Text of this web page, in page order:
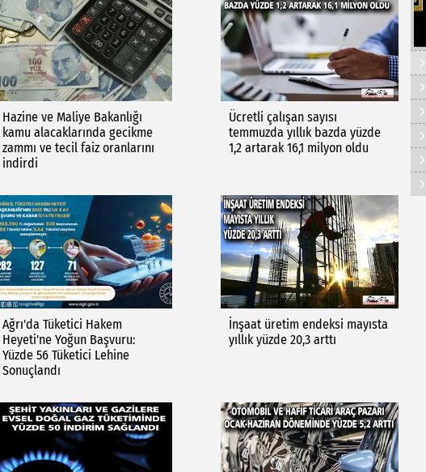
Hazine ve Maliye Bakanlığı
kamu alacaklarında gecikme
zammı ve tecil faiz oranlarını
indirdi
Ücretli çalışan sayısı
temmuzda yıllık bazda yüzde
1,2 artarak 16,1 milyon oldu
Ağrı'da Tüketici Hakem
Heyeti'ne Yoğun Başvuru:
Yüzde 56 Tüketici Lehine
Sonuçlandı
İnşaat üretim endeksi mayısta
yıllık yüzde 20,3 arttı